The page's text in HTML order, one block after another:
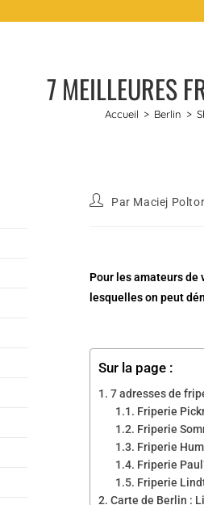
7 MEILLEURES
Accueil > Berlin >
Par Maciej
Pour les amateurs
lesquelles on peut
Sur la page :
7 adresses de
Friperie
Friperie
Friperie
Friperie
Friperie
Carte de Berlin :